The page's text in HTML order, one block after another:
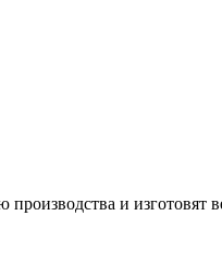
и изготовят